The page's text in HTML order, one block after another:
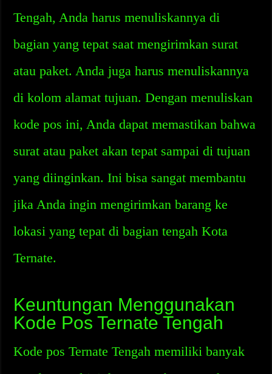
Tengah, Anda harus menuliskannya di
bagian yang tepat saat mengirimkan surat
atau paket. Anda juga harus menuliskannya
di kolom alamat tujuan. Dengan menuliskan
kode pos ini, Anda dapat memastikan bahwa
surat atau paket akan tepat sampai di tujuan
yang diinginkan. Ini bisa sangat membantu
jika Anda ingin mengirimkan barang ke
lokasi yang tepat di bagian tengah Kota
Ternate.
Keuntungan Menggunakan
Kode Pos Ternate Tengah
Kode pos Ternate Tengah memiliki banyak